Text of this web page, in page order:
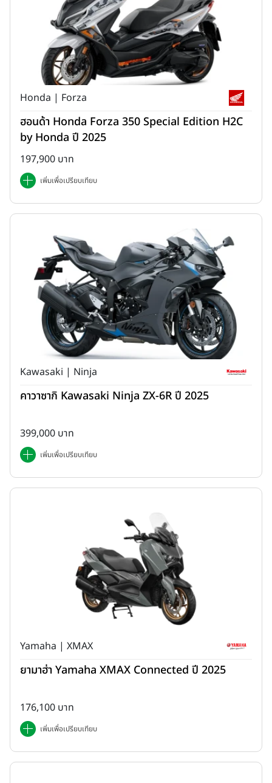
Honda | Forza
ฮอนด้า Honda Forza 350 Special Edition H2C
by Honda ปี 2025
197,900 บาท
เพิ่มเพื่อเปรียบเทียบ
Kawasaki | Ninja
คาวาซากิ Kawasaki Ninja ZX-6R ปี 2025
399,000 บาท
เพิ่มเพื่อเปรียบเทียบ
Yamaha | XMAX
ยามาฮ่า Yamaha XMAX Connected ปี 2025
176,100 บาท
เพิ่มเพื่อเปรียบเทียบ